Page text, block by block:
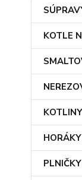
KOTLE